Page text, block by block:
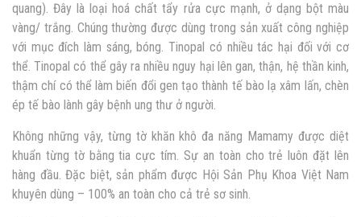
quang). Đây là loại hoá chất tẩy rửa cực mạnh, ở dạng bột màu
vàng/ trắng. Chúng thường được dùng trong sản xuất công nghiệp
với mục đích làm sáng, bóng. Tinopal có nhiều tác hại đối với cơ
thể. Tinopal có thể gây ra nhiều nguy hại lên gan, thận, hệ thần kinh,
thậm chí có thể làm biến đổi gen tạo thành tế bào lạ xâm lấn, chèn
ép tế bào lành gây bệnh ung thư ở người.
Không những vậy, từng tờ khăn khô đa năng Mamamy được diệt
khuẩn từng tờ bằng tia cực tím. Sự an toàn cho trẻ luôn đặt lên
hàng đầu. Đặc biệt, sản phẩm được Hội Sản Phụ Khoa Việt Nam
khuyên dùng – 100% an toàn cho cả trẻ sơ sinh.